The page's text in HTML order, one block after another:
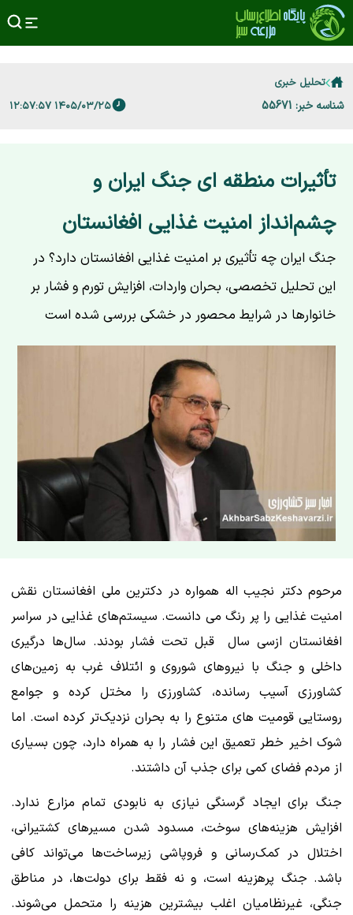
تحلیل خبری
شناسه خبر: 55671 ۱۴۰۵/۰۳/۲۵ ۱۲:۵۷:۵۷
تأثیرات منطقه ‌ای جنگ ایران و
چشم‌انداز امنیت غذایی افغانستان
جنگ ایران چه تأثیری بر امنیت غذایی افغانستان دارد؟ در
این تحلیل تخصصی، بحران واردات، افزایش تورم و فشار بر
خانوارها در شرایط محصور در خشکی بررسی شده است
مرحوم دکتر نجیب اله همواره در دکترین ملی افغانستان نقش
امنیت غذایی را پر رنگ می دانست. سیستم‌های غذایی در سراسر
افغانستان ازسی سال قبل تحت فشار بودند. سال‌ها درگیری
داخلی و جنگ با نیروهای شوروی و ائتلاف غرب به زمین‌های
کشاورزی آسیب رسانده، کشاورزی را مختل کرده و جوامع
روستایی قومیت های متنوع را به بحران نزدیک‌تر کرده است. اما
شوک اخیر خطر تعمیق این فشار را به همراه دارد، چون بسیاری
از مردم فضای کمی برای جذب آن داشتند.
جنگ برای ایجاد گرسنگی نیازی به نابودی تمام مزارع ندارد.
افزایش هزینه‌های سوخت، مسدود شدن مسیرهای کشتیرانی،
اختلال در کمک‌رسانی و فروپاشی زیرساخت‌ها می‌تواند کافی
باشد. جنگ پرهزینه است، و نه فقط برای دولت‌ها، در مناطق
جنگی، غیرنظامیان اغلب بیشترین هزینه را متحمل می‌شوند.